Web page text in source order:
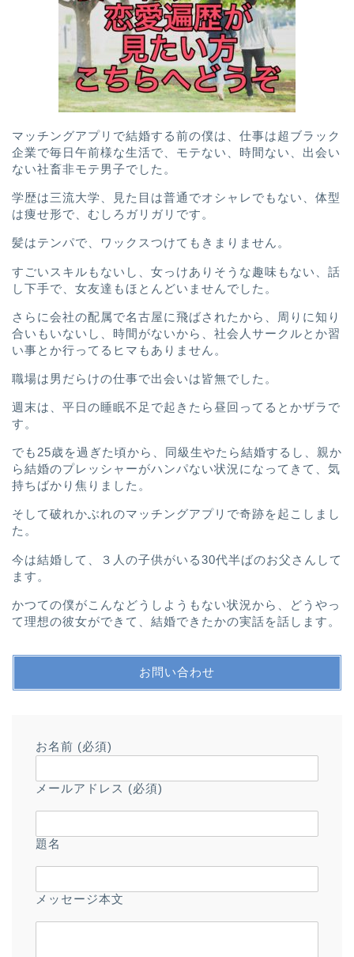
マッチングアプリで結婚する前の僕は、 仕事は超ブラック
企業で毎日午前様な生活で、 モテない、 時間ない、 出会い
ない社畜非モテ男子でした。
学歴は三流大学、 見た目は普通でオシャレでもない、 体型
は痩せ形で、むしろガリガリです。
髪はテンパで、ワックスつけてもきまりません。
すごいスキルもないし、 女っけありそうな趣味もない、 話
し下手で、女友達もほとんどいませんでした。
さらに会社の配属で名古屋に飛ばされたから、周りに知り
合いもいないし、 時間がないから、社会人サークルとか習
い事とか行ってるヒマもありません。
職場は男だらけの仕事で出会いは皆無でした。
週末は、平日の睡眠不足で起きたら昼回ってるとかザラで
す。
でも25歳を過ぎた頃から、 同級生やたら結婚するし、 親か
ら結婚のプレッシャーがハンパない状況になってきて、 気
持ちばかり焦りました。
そして破れかぶれのマッチングアプリで奇跡を起こしまし
た。
今は結婚して、３人の子供がいる30代半ばのお父さんして
ます。
かつての僕がこんなどうしようもない状況から、
どうやっ
て理想の彼女ができて、結婚できたかの実話を話します。
お問い合わせ
お名前 (必須)
メールアドレス (必須)
題名
メッセージ本文